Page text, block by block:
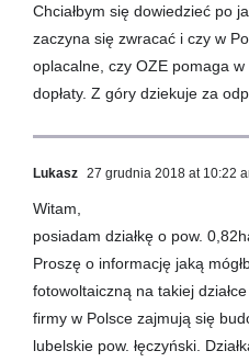
Chciałbym się dowiedzieć po
zaczyna się zwracać i czy w
oplacalne, czy OZE pomaga
dopłaty. Z góry dziekuje za
Lukasz 27 grudnia 2018 at 10:22
Witam,
posiadam działkę o pow.
Proszę o informację jaką
fotowoltaiczną na takiej
firmy w Polsce zajmują się
lubelskie pow. łęczyński.